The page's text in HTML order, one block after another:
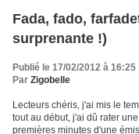
Fada, fado,
surprenante !)
Publié le 17/02/2012 à 16:25
Par Zigobelle
Lecteurs chéris, j'ai mis le
tout au début, j'ai dû rater
premières minutes d'une